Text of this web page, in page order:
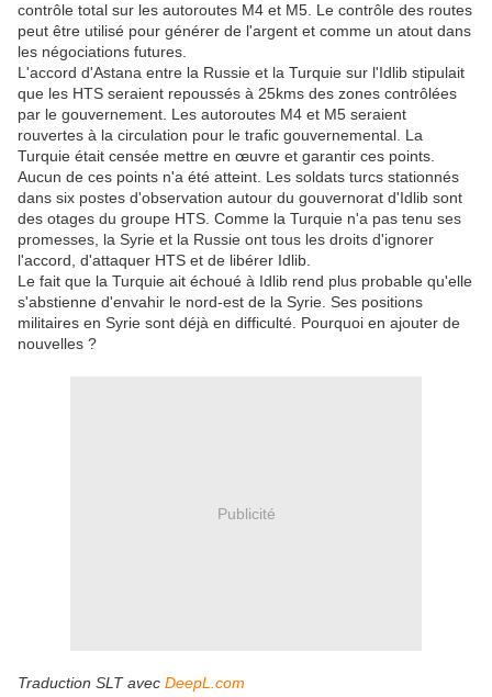
contrôle total sur les autoroutes M4 et M5. Le contrôle des routes
peut être utilisé pour générer de l'argent et comme un atout dans
les négociations futures.
L'accord d'Astana entre la Russie et la Turquie sur l'Idlib stipulait
que les HTS seraient repoussés à 25kms des zones contrôlées
par le gouvernement. Les autoroutes M4 et M5 seraient
rouvertes à la circulation pour le trafic gouvernemental. La
Turquie était censée mettre en œuvre et garantir ces points.
Aucun de ces points n'a été atteint. Les soldats turcs stationnés
dans six postes d'observation autour du gouvernorat d'Idlib sont
des otages du groupe HTS. Comme la Turquie n'a pas tenu ses
promesses, la Syrie et la Russie ont tous les droits d'ignorer
l'accord, d'attaquer HTS et de libérer Idlib.
Le fait que la Turquie ait échoué à Idlib rend plus probable qu'elle
s'abstienne d'envahir le nord-est de la Syrie. Ses positions
militaires en Syrie sont déjà en difficulté. Pourquoi en ajouter de
nouvelles ?
Publicité
Traduction SLT avec DeepL.com